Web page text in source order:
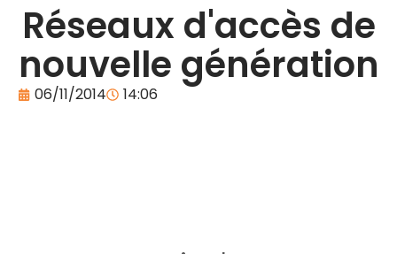
Réseaux d'accès de
nouvelle génération
06/11/2014 14:06